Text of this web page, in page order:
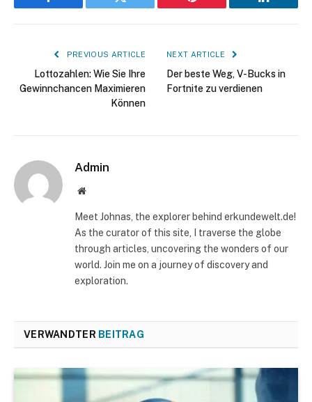
Facebook Twitter Pinterest LinkedIn
PREVIOUS ARTICLE
Lottozahlen: Wie Sie Ihre
Gewinnchancen Maximieren
Können
NEXT ARTICLE
Der beste Weg, V-Bucks in
Fortnite zu verdienen
Admin
Website
Meet Johnas, the explorer behind erkundewelt.de!
As the curator of this site, I traverse the globe
through articles, uncovering the wonders of our
world. Join me on a journey of discovery and
exploration.
VERWANDTER BEITRAG